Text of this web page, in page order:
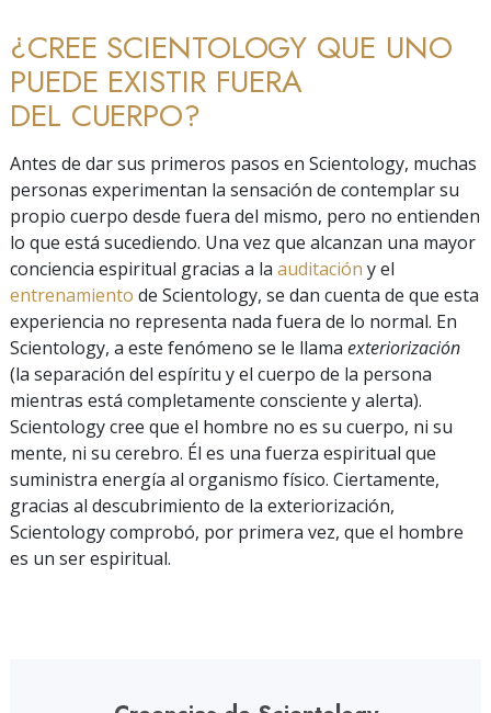
¿CREE SCIENTOLOGY QUE UNO
PUEDE EXISTIR FUERA
DEL CUERPO?
Antes de dar sus primeros pasos en Scientology, muchas
personas experimentan la sensación de contemplar su
propio cuerpo desde fuera del mismo, pero no entienden
lo que está sucediendo. Una vez que alcanzan una mayor
conciencia espiritual gracias a la auditación y el
entrenamiento de Scientology, se dan cuenta de que esta
experiencia no representa nada fuera de lo normal. En
Scientology, a este fenómeno se le llama exteriorización
(la separación del espíritu y el cuerpo de la persona
mientras está completamente consciente y alerta).
Scientology cree que el hombre no es su cuerpo, ni su
mente, ni su cerebro. Él es una fuerza espiritual que
suministra energía al organismo físico. Ciertamente,
gracias al descubrimiento de la exteriorización,
Scientology comprobó, por primera vez, que el hombre
es un ser espiritual.